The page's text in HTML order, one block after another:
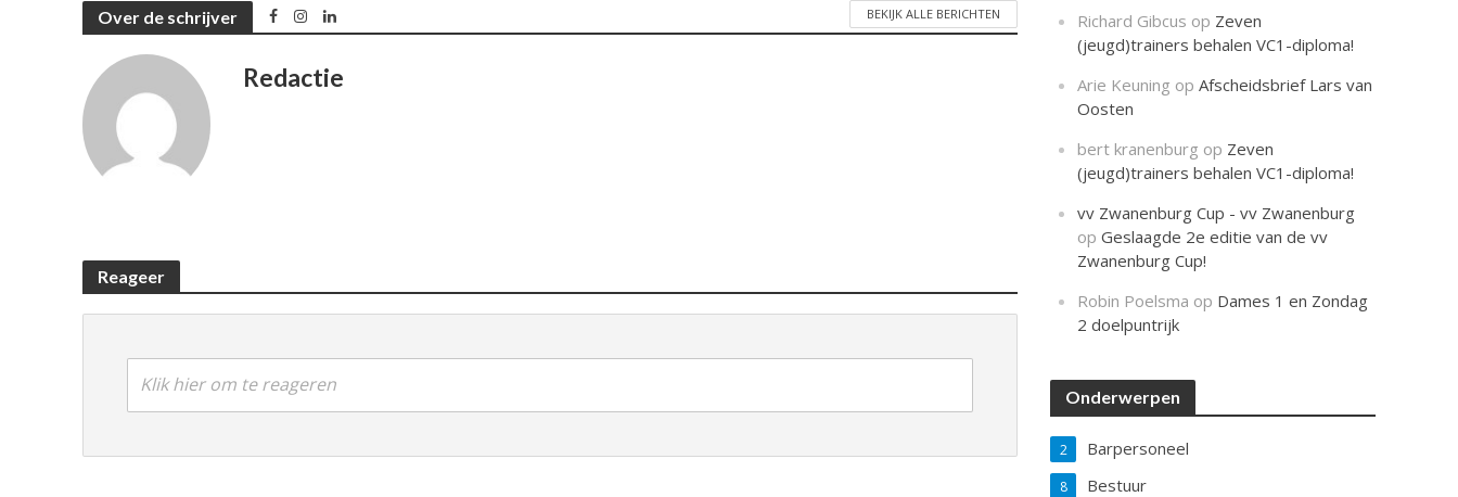
Over de schrijver BEKIJK ALLE BERICHTEN
Redactie
Reageer
Klik hier om te reageren
Richard Gibcus op Zeven
(jeugd)trainers behalen VC1-diploma!
Arie Keuning opAfscheidsbrief Lars van
Oosten
bert kranenburg op Zeven
(jeugd)trainers behalen VC1-diploma!
vv Zwanenburg Cup - vv Zwanenburg
opGeslaagde 2e editie van de vv
Zwanenburg Cup!
Robin Poelsma op Dames 1 en Zondag
2 doelpuntrijk
Onderwerpen
Barpersoneel
2
Bestuur
8